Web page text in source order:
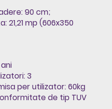
90 cm;
21,21 mp (606x350
3
per utilizator: 60kg
de tip TUV